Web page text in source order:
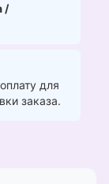
/
для
заказа.